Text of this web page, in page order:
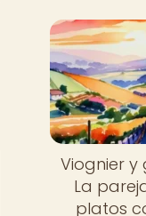
Viognier
La
platos